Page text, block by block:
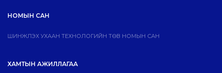
НОМЫН САН
ШИНЖЛЭХ УХААН ТЕХНОЛОГИЙН ТӨВ НОМЫН САН
ХАМТЫН АЖИЛЛАГАА